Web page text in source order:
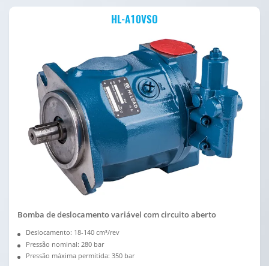
HL-A10VSO
Bomba de deslocamento variável com circuito aberto
Deslocamento: 18-140 cm³/rev
Pressão nominal: 280 bar
Pressão máxima permitida: 350 bar